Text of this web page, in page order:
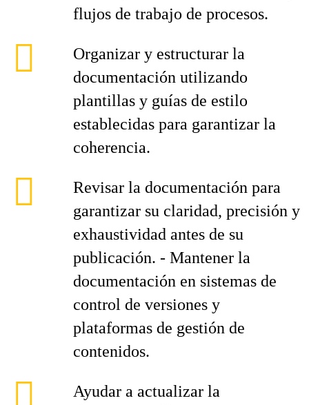
flujos de trabajo de procesos.
Organizar y estructurar la
documentación utilizando
plantillas y guías de estilo
establecidas para garantizar la
coherencia.
Revisar la documentación para
garantizar su claridad, precisión y
exhaustividad antes de su
publicación. - Mantener la
documentación en sistemas de
control de versiones y
plataformas de gestión de
contenidos.
Ayudar a actualizar la